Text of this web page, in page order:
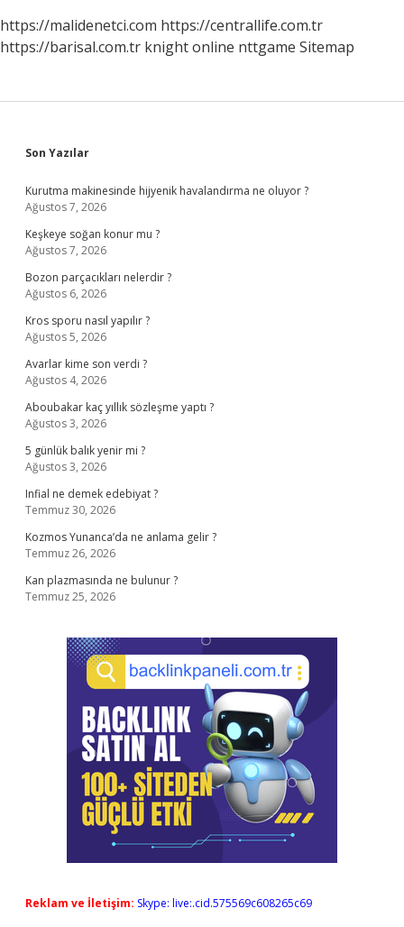
https://malidenetci.com https://centrallife.com.tr
https://barisal.com.tr knight online nttgame Sitemap
Sidebar
Son Yazılar
Kurutma makinesinde hijyenik havalandırma ne oluyor ?
Ağustos 7, 2026
Keşkeye soğan konur mu ?
Ağustos 7, 2026
Bozon parçacıkları nelerdir ?
Ağustos 6, 2026
Kros sporu nasıl yapılır ?
Ağustos 5, 2026
Avarlar kime son verdi ?
Ağustos 4, 2026
Aboubakar kaç yıllık sözleşme yaptı ?
Ağustos 3, 2026
5 günlük balık yenir mi ?
Ağustos 3, 2026
Infial ne demek edebiyat ?
Temmuz 30, 2026
Kozmos Yunanca’da ne anlama gelir ?
Temmuz 26, 2026
Kan plazmasında ne bulunur ?
Temmuz 25, 2026
Reklam ve İletişim: Skype: live:.cid.575569c608265c69